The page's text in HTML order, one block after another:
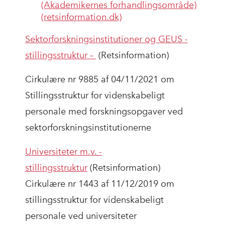
(Akademikernes forhandlingsområde)
(retsinformation.dk)
Sektorforskningsinstitutioner og GEUS -
stillingsstruktur – (Retsinformation)
Cirkulære nr 9885 af 04/11/2021 om
Stillingsstruktur for videnskabeligt
personale med forskningsopgaver ved
sektorforskningsinstitutionerne
Universiteter m.v. -
stillingsstruktur(Retsinformation)
Cirkulære nr 1443 af 11/12/2019 om
stillingsstruktur for videnskabeligt
personale ved universiteter